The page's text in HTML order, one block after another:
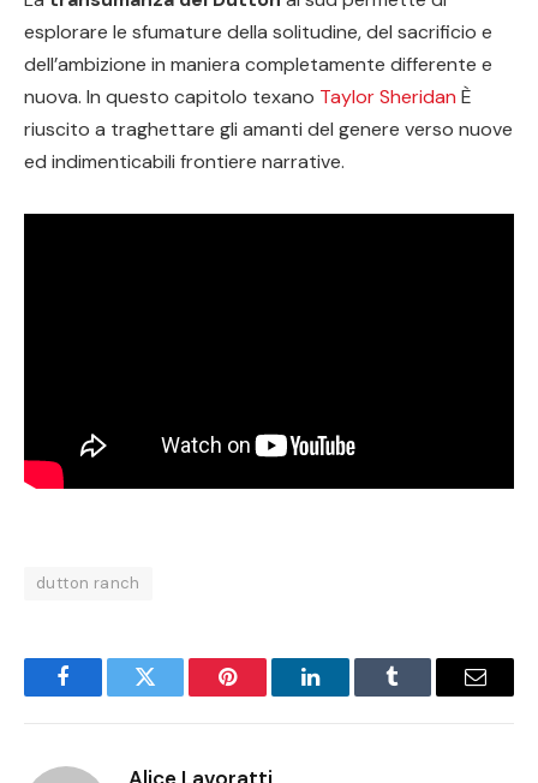
esplorare le sfumature della solitudine, del sacrificio e
dell’ambizione in maniera completamente differente e
nuova. In questo capitolo texano Taylor Sheridan È
riuscito a traghettare gli amanti del genere verso nuove
ed indimenticabili frontiere narrative.
dutton ranch
FacebookTwitter Pinterest LinkedInTumblr Email